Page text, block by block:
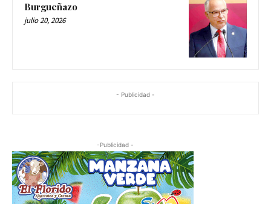
Burgueñazo
julio 20, 2026
- Publicidad -
-Publicidad -